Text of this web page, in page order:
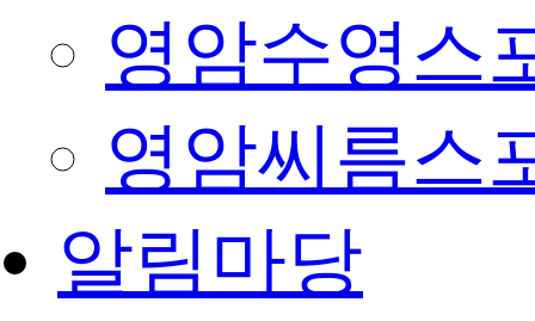
영암수영스
영암씨름스
알림마당